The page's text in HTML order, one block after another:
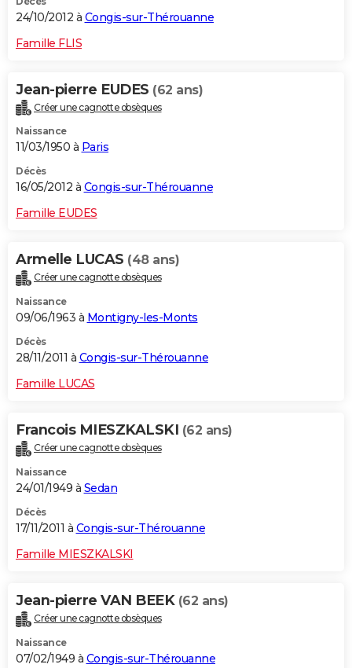
24/10/2012 à Congis-sur-Thérouanne
Famille FLIS
Jean-pierre EUDES (62 ans)
Créer une cagnotte obsèques
Naissance
11/03/1950 à Paris
Décès
16/05/2012 à Congis-sur-Thérouanne
Famille EUDES
Armelle LUCAS (48 ans)
Créer une cagnotte obsèques
Naissance
09/06/1963 à Montigny-les-Monts
Décès
28/11/2011 à Congis-sur-Thérouanne
Famille LUCAS
Francois MIESZKALSKI (62 ans)
Créer une cagnotte obsèques
Naissance
24/01/1949 à Sedan
Décès
17/11/2011 à Congis-sur-Thérouanne
Famille MIESZKALSKI
Jean-pierre VAN BEEK (62 ans)
Créer une cagnotte obsèques
Naissance
07/02/1949 à Congis-sur-Thérouanne